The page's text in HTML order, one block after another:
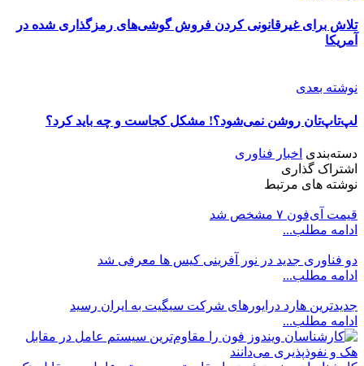
تلاش برای غیرقانونی کردن فروش گوشی‌های رمزگذاری شده در
آمریکا
نوشته بعدی
لپ‌تاپ‌تان روشن نمی‌شود؟! مشکل کجاست و چه باید کرد؟
دسته‌بندی اخبار فناوری
اشتراک گذاری
نوشته های مرتبط
قیمت آی‌فون ۷ مشخص شد
ادامه مطلب...
دو فناوری جدید در نور آفرینی کیس ها معرفی شد
ادامه مطلب...
جدیدترین هارد درایورهای شرکت سیگیت به ایران رسید
ادامه مطلب...